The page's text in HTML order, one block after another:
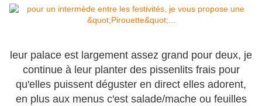
leur palace est largement assez grand pour deux, je
continue à leur planter des pissenlits frais pour
qu'elles puissent déguster en direct elles adorent,
en plus aux menus c'est salade/mache ou feuilles